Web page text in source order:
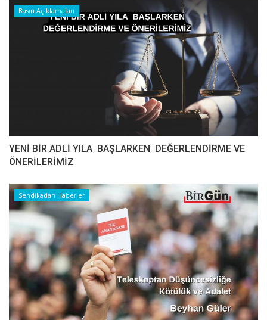
Basın Açıklamaları
YENİ BİR ADLİ YILA BAŞLARKEN DEĞERLENDİRME VE
ÖNERİLERİMİZ
Sendikadan Haberler